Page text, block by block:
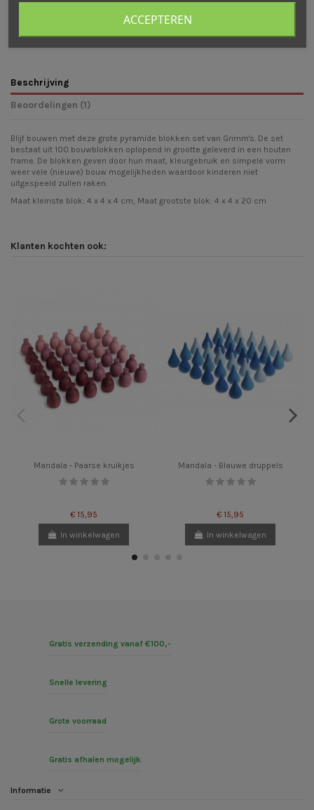
Schrijf een beoordeling
Beschrijving
Beoordelingen (1)
Blijf bouwen met deze grote pyramide blokken set van Grimm's. De set
bestaat uit 100 bouwblokken oplopend in grootte geleverd in een houten
frame. De blokken geven door hun maat, kleurgebruik en simpele vorm
weer vele (nieuwe) bouw mogelijkheden waardoor kinderen niet
uitgespeeld zullen raken.
Maat kleinste blok: 4 x 4 x 4 cm, Maat grootste blok: 4 x 4 x 20 cm
Klanten kochten ook:
Mandala - Paarse kruikjes
€ 15,95
In winkelwagen
Mandala - Blauwe druppels
€ 15,95
In winkelwagen
Gratis verzending vanaf €100,-
Snelle levering
Grote voorraad
Gratis afhalen mogelijk
Informatie
ACCEPTEREN